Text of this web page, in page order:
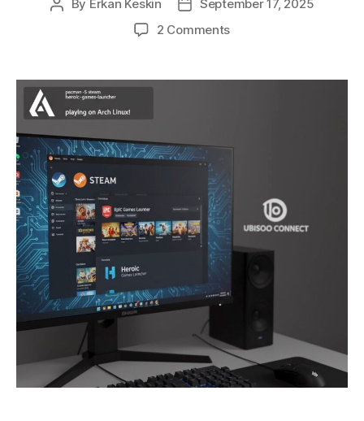
Post
By Erkan Keskin
PostSeptember 17, 2025
2 Commentson
ile